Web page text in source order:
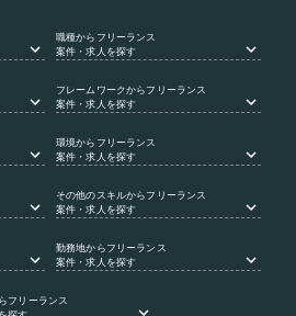
職種からフリーランス
案件・求人を探す
フレームワークからフリーランス
案件・求人を探す
環境からフリーランス
案件・求人を探す
その他のスキルからフリーランス
案件・求人を探す
勤務地からフリーランス
案件・求人を探す
フリーランス